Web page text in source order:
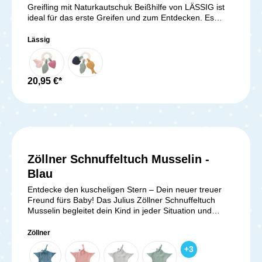
Greifling mit Naturkautschuk Beißhilfe von LÄSSIG ist
ideal für das erste Greifen und zum Entdecken. Es
deines Babys ab dem 4. Monat. Zugleich unterstützt
der Beißring aus Naturkautschuk dein Baby beim
Zahnen und den ersten Zähnchen. Mit dem Greifling
kann dein Baby durch Fühlen, Nuckeln und Greifen
seine Feinmotorik schulen. Er hat die richtige Größe für
mit Naturkautschuk Beißhilfe
Lässig
20,95 €*
Zöllner Schnuffeltuch Musselin -
Blau
Entdecke den kuscheligen Stern – Dein neuer treuer
Freund fürs Baby! Das Julius Zöllner Schnuffeltuch
Musselin begleitet dein Kind in jeder Situation und
Baumwoll-Musselin leicht greifen, halten und daran
nuckeln, was besonders in stressigen Momenten
beruhigt. Die niedliche Sternform mit Knoten und der
Zöllner
+3